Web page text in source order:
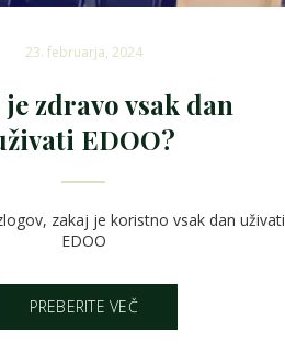
23. februarja, 2024
zdravo vsak dan
EDOO?
zakaj je koristno vsak dan uživati
EDOO
PREBERITE VEČ